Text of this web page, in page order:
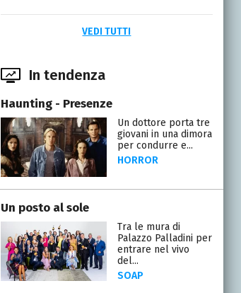
VEDI TUTTI
In tendenza
Haunting - Presenze
Un dottore porta tre
giovani in una dimora
per condurre e...
HORROR
Un posto al sole
Tra le mura di
Palazzo Palladini per
entrare nel vivo
del...
SOAP